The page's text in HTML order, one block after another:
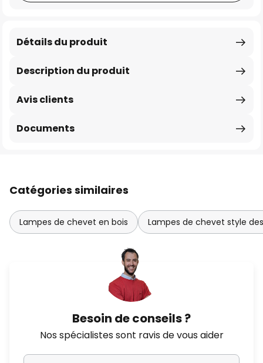
Description du produit
Détails du produit
Avis clients
Documents
Catégories similaires
Lampes de chevet en bois Lampes de chevet style
Besoin de conseils ?
Nos spécialistes sont ravis de vous aider